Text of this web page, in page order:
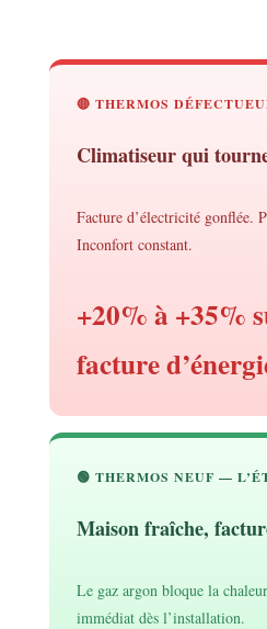
🔴 THERMOS
Climatiseur qui
Facture d’électricité gonflée.
Inconfort constant.
+20% à +35%
facture
🟢 THERMOS NEUF —
Maison fraîche,
Le gaz argon bloque la
immédiat dès l’installation.